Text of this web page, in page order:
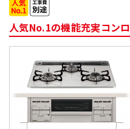
人気No.1の機能充実コンロ